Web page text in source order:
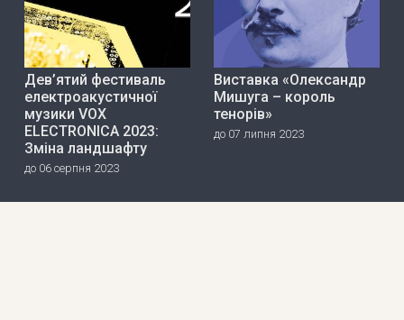
Дев’ятий фестиваль
електроакустичної
музики VOX
ELECTRONICA 2023:
Зміна ландшафту
до 06 серпня 2023
Виставка «Олександр
Мишуга – король
тенорів»
до 07 липня 2023